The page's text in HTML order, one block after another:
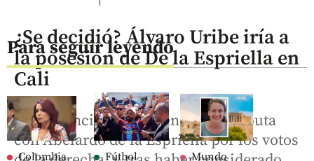
Para seguir leyendo
Colombia Fútbol Mundo
¿Se decidió? Álvaro Uribe iría a
la posesión de De la Espriella en
Cali
Su presencia se daría en plena disputa
con Abelardo de la Espriella por los votos